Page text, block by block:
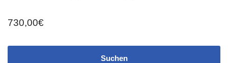
730,00€
Suchen